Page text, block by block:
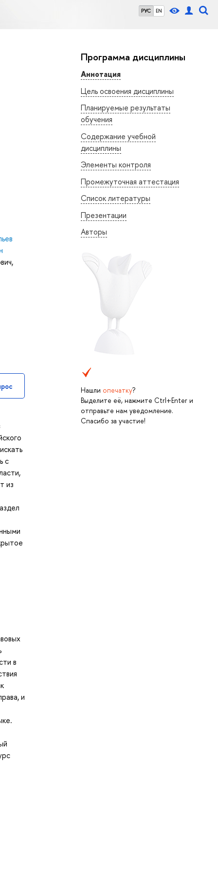
РУС EN
Программа дисциплины
Аннотация
Цель освоения дисциплины
Планируемые результаты
обучения
Содержание учебной
дисциплины
Элементы контроля
Промежуточная аттестация
Список литературы
Презентации
Авторы
Нашли опечатку?
Выделите её, нажмите Ctrl+Enter и
отправьте нам уведомление.
Спасибо за участие!
,
с
из
в
и